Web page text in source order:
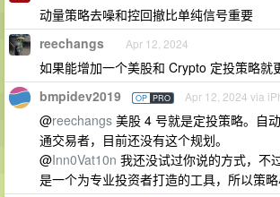
动量策略去噪和控回撤比单纯信号重要
reechangs Apr 12, 2024
如果能增加一个美股和 Crypto 定投策略就
bmpidev2019 OP PRO Apr 12, 2024 via
@reechangs 美股 4 号就是定投策略。自
通交易者，目前还没有这个规划。
@Inn0Vat10n 我还没试过你说的方式，不
是一个为专业投资者打造的工具，所以策略